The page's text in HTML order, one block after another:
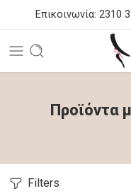
Επικοινωνία: 2310
Προϊόντα
Filters